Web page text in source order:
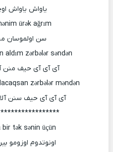
یاواش یاواش
ürək ağrım
سن اولموسان
aldım zərbələr səndən
آی آی آی حیف منن
zərbələr məndən
آی آی آی حیف سنن
tək sənin üçün
اونوتدوم اوزومو